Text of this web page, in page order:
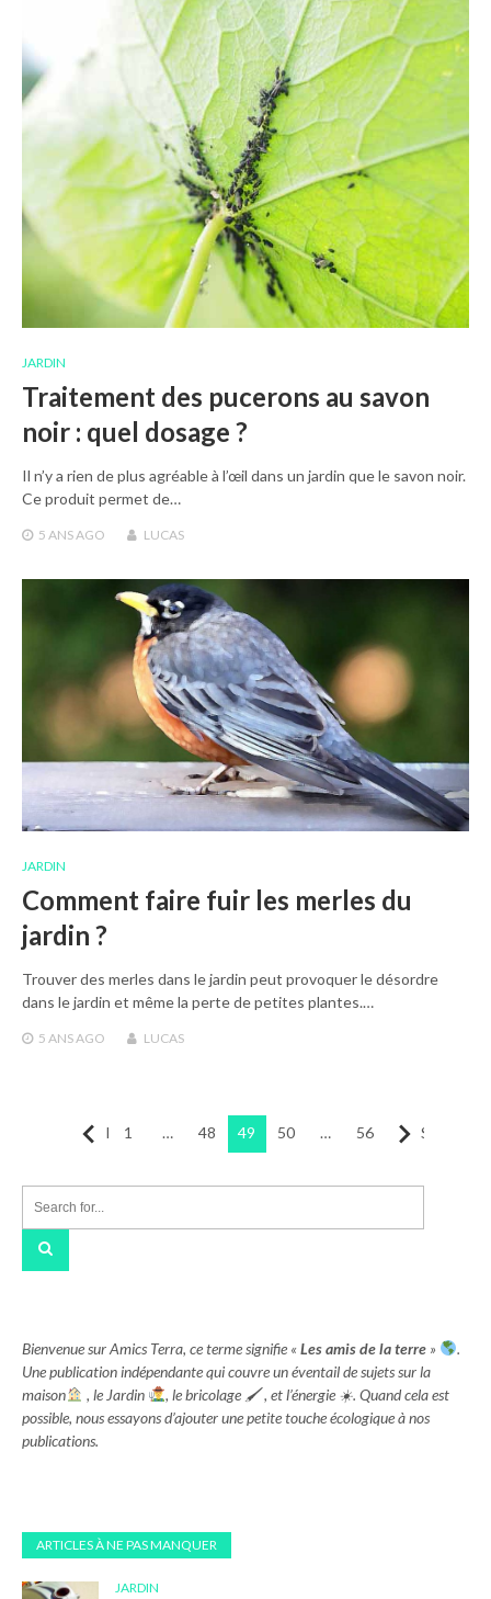
JARDIN
Traitement des pucerons au savon
noir : quel dosage ?
Il n’y a rien de plus agréable à l’œil dans un jardin que le savon noir.
Ce produit permet de…
5 ANSAGO LUCAS
JARDIN
Comment faire fuir les merles du
jardin ?
Trouver des merles dans le jardin peut provoquer le désordre
dans le jardin et même la perte de petites plantes.…
5 ANSAGO LUCAS
Pagination
publications
Précédent
1 … 48 49 50 … 56 Suivant
Bienvenue sur Amics Terra, ce terme signifie «Les amis de la terre »
.
Une publication indépendante qui couvre un éventail de sujets sur la
maison
, le Jardin
, le bricolage 🖌 , et l’énergie ☀. Quand cela est
possible, nous essayons d’ajouter une petite touche écologique à nos
publications.
ARTICLES À NE PAS MANQUER
JARDIN